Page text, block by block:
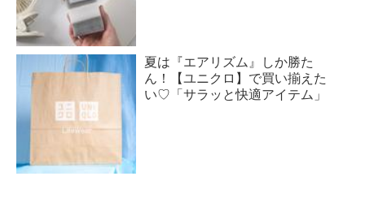
夏は『エアリズム』しか勝た
ん！【ユニクロ】で買い揃えた
い♡「サラッと快適アイテム」